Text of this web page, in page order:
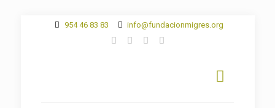
954 46 83 83 info@fundacionmigres.org